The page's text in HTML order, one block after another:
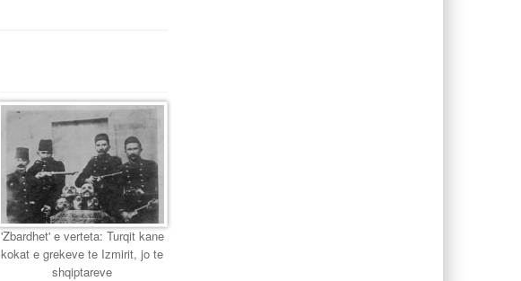
'Zbardhet' e verteta: Turqit kane
kokat e grekeve te Izmirit, jo te
shqiptareve